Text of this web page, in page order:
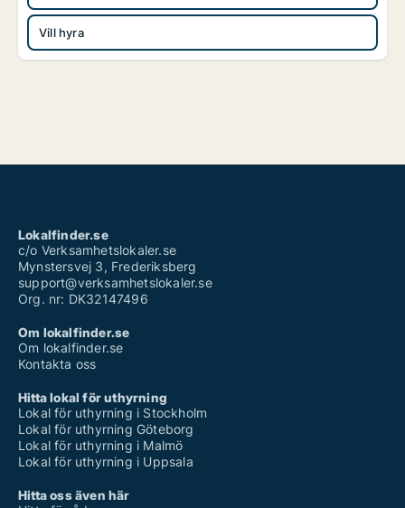
Vill hyra
Lokalfinder.se
c/o Verksamhetslokaler.se
Mynstersvej 3, Frederiksberg
support@verksamhetslokaler.se
Org. nr: DK32147496
Om lokalfinder.se
Om lokalfinder.se
Kontakta oss
Hitta lokal för uthyrning
Lokal för uthyrning i Stockholm
Lokal för uthyrning Göteborg
Lokal för uthyrning i Malmö
Lokal för uthyrning i Uppsala
Hitta oss även här